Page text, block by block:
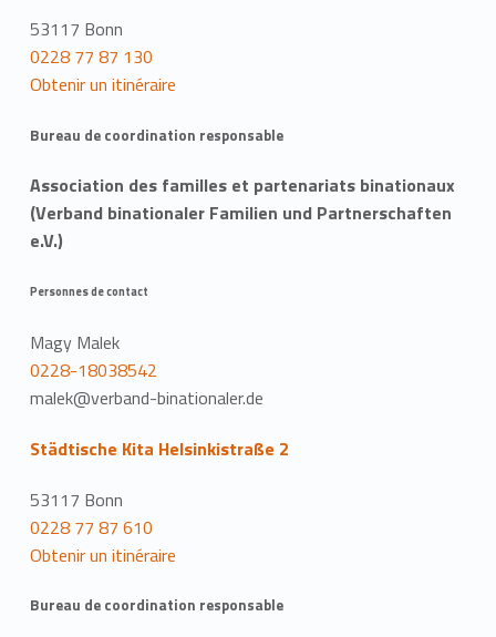
53117 Bonn
0228 77 87 130
Obtenir un itinéraire
Bureau de coordination responsable
Association des familles et partenariats binationaux
(Verband binationaler Familien und Partnerschaften
e.V.)
Personnes de contact
Magy Malek
0228-18038542
malek@verband-binationaler.de
Städtische Kita Helsinkistraße 2
53117 Bonn
0228 77 87 610
Obtenir un itinéraire
Bureau de coordination responsable